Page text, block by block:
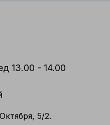
13.00 - 14.00
5/2.